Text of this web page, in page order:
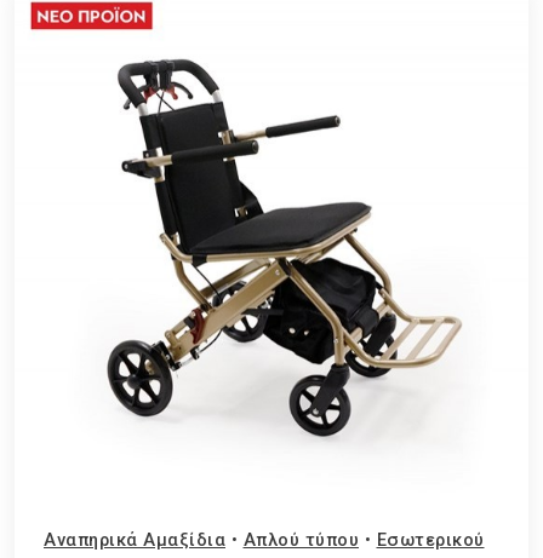
Αναπηρικά Αμαξίδια • Απλού τύπου • Εσωτερικού